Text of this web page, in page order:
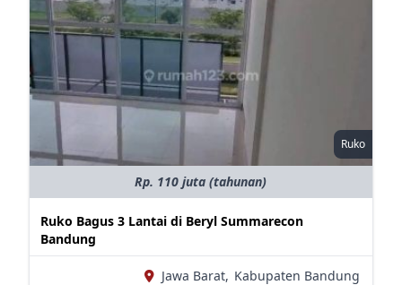
Ruko
Rp. 110 juta (tahunan)
Ruko Bagus 3 Lantai di Beryl Summarecon
Bandung
Jawa Barat, Kabupaten Bandung